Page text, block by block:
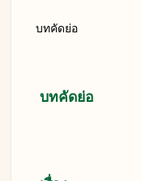
บทคัดย่อ
บทคัดย่อ